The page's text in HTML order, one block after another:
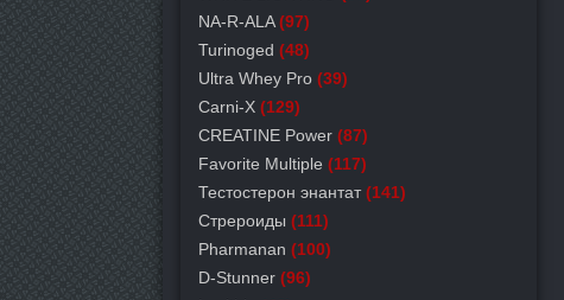
NA-R-ALA (97)
Turinoged (48)
Ultra Whey Pro (39)
Carni-X (129)
СREATINE Power (87)
Favorite Multiple (117)
Тестостерон энантат (141)
Стрероиды (111)
Pharmanan (100)
D-Stunner (96)